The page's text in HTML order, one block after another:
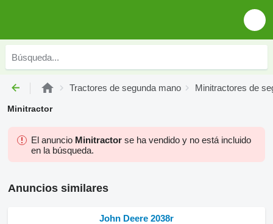
Tractores de segunda mano Minitractores de
Minitractor
El anuncio Minitractor se ha vendido y no está incluido
en la búsqueda.
Anuncios similares
John Deere 2038r